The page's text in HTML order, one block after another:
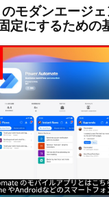
モダンエージ
定にするための